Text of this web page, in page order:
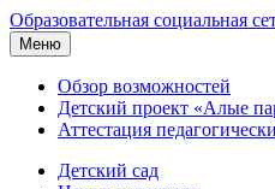
Образовательная социальная
Меню
Обзор возможностей
Детский проект «Алые
Аттестация
Детский сад